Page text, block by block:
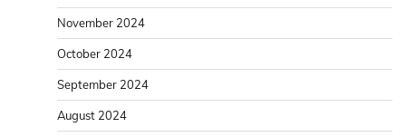
November 2024
October 2024
September 2024
August 2024